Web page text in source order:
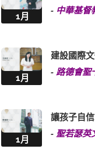
1月
- 中華基督
1月
建設國際
- 路德會聖
1月
讓孩子自
- 聖若瑟英